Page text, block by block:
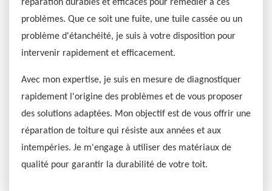
réparation durables et efficaces pour remédier à ces
problèmes. Que ce soit une fuite, une tuile cassée ou un
problème d'étanchéité, je suis à votre disposition pour
intervenir rapidement et efficacement.
Avec mon expertise, je suis en mesure de diagnostiquer
rapidement l'origine des problèmes et de vous proposer
des solutions adaptées. Mon objectif est de vous offrir une
réparation de toiture qui résiste aux années et aux
intempéries. Je m'engage à utiliser des matériaux de
qualité pour garantir la durabilité de votre toit.